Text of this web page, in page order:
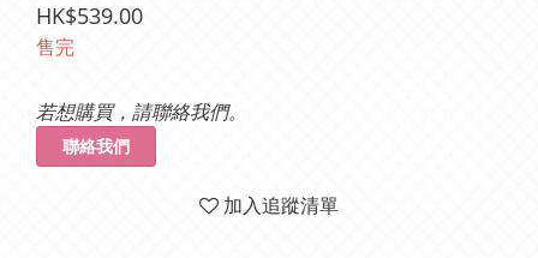
HK$539.00
售完
若想購買，請聯絡我們。
聯絡我們
加入追蹤清單